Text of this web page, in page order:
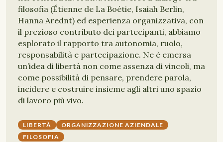
filosofia (Étienne de La Boétie, Isaiah Berlin,
Hanna Arednt) ed esperienza organizzativa, con
il prezioso contributo dei partecipanti, abbiamo
esplorato il rapporto tra autonomia, ruolo,
responsabilità e partecipazione. Ne è emersa
un’idea di libertà non come assenza di vincoli, ma
come possibilità di pensare, prendere parola,
incidere e costruire insieme agli altri uno spazio
di lavoro più vivo.
LIBERTÀ
ORGANIZZAZIONE AZIENDALE
FILOSOFIA